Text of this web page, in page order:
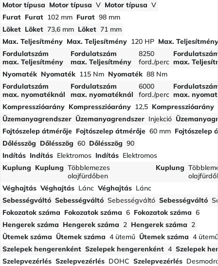
Motor típusa Motor típusa V Motor típusa V
Furat Furat 102 mm Furat 98 mm
Löket Löket 73,6 mm Löket 71 mm
Max. Teljesítmény Max. Teljesítmény 120 HP Max. Teljesítmény
Fordulatszám
max. Teljesítmény
Fordulatszám
max. Teljesítmény
8250
ford./perc max.
Nyomaték Nyomaték 115 Nm Nyomaték 88 Nm
Fordulatszám
max. nyomatéknál
Fordulatszám
max. nyomatéknál
6000
ford./perc max.
Kompresszióarány Kompresszióarány 12,5 Kompresszióarány
Üzemanyagrendszer Üzemanyagrendszer Injekció
Fojtószelep átmérője Fojtószelep átmérője 60 mm Fojtószelep
Dőlésszög Dőlésszög 60 Dőlésszög 90
Indítás Indítás Elektromos Indítás Elektromos
Kuplung Kuplung Többlemezes
olajfürdőben
Kuplung
Véghajtás Véghajtás Lánc Véghajtás Lánc
Sebességváltó Sebességváltó Sebességváltó Sebességváltó
Fokozatok száma Fokozatok száma 6 Fokozatok száma 6
Hengerek száma Hengerek száma 2 Hengerek száma 2
Ütemek száma Ütemek száma 4 ütemű Ütemek száma 4 ütemű
Szelepek hengerenként Szelepek hengerenként 4 Szelepek
Szelepvezérlés Szelepvezérlés DOHC Szelepvezérlés